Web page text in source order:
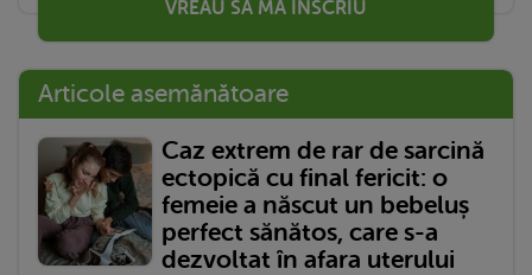
VREAU SĂ MĂ ÎNSCRIU
Articole asemănătoare
Caz extrem de rar de sarcină
ectopică cu final fericit: o
femeie a născut un bebeluș
perfect sănătos, care s-a
dezvoltat în afara uterului